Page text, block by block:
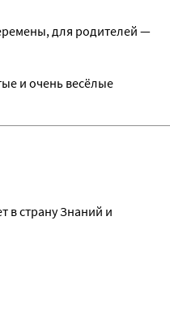
для родителей —
и очень весёлые
в страну Знаний и